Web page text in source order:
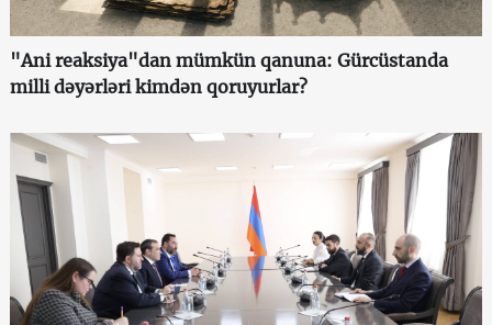
"Ani reaksiya"dan mümkün qanuna: Gürcüstanda
milli dəyərləri kimdən qoruyurlar?